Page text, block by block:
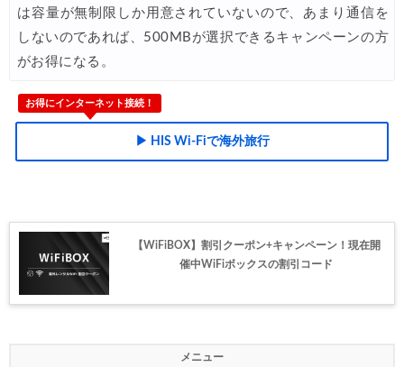
05/30 楽天トラベル) 海外ツアー 最大30,000円OFFクーポン
05/29 HIS) 海外ツアー(セブンカード) 5%OFFクーポン
05/27 JTB) 海外ツアー(冬・春) 最大40,000円OFFクーポン
JTB) 海外ツアー(秋・冬) 最大20,000円OFFクーポン
Trip.com) 航空券＋ホテル 最大5,000円OFFクーポン
05/23 Trip.com) 海外航空券 最大2,500円OFFクーポン
05/22 HIS) 海外旅行タイムセール
は容量が無制限しか用意されていないので、あまり通信を
しないのであれば、500MBが選択できるキャンペーンの方
がお得になる。
お得にインターネット接続！
▶ HIS Wi-Fiで海外旅行
【WiFiBOX】割引クーポン+キャンペーン！現在開
催中WiFiボックスの割引コード
メニュー